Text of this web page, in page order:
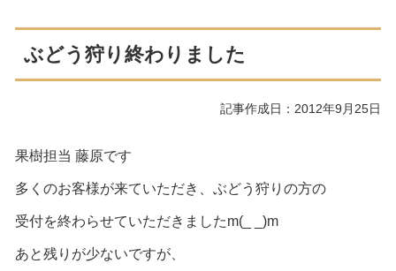
ぶどう狩り終わりました
記事作成日：2012年9月25日
果樹担当 藤原です
多くのお客様が来ていただき、ぶどう狩りの方の
受付を終わらせていただきましたm(_ _)m
あと残りが少ないですが、